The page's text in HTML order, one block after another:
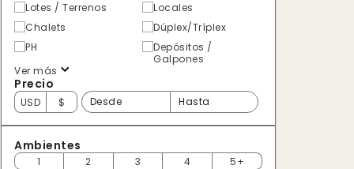
Lotes / Terrenos
Locales
Chalets
Dúplex/Tríplex
PH
Depósitos /
Galpones
Ver más
Precio
USD $
Ambientes
1 2 3 4 5+